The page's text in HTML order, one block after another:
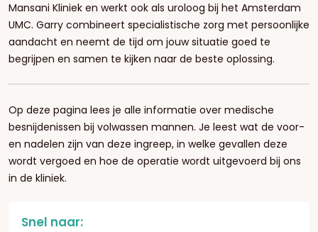
Mansani Kliniek en werkt ook als uroloog bij het Amsterdam
UMC. Garry combineert specialistische zorg met persoonlijke
aandacht en neemt de tijd om jouw situatie goed te
begrijpen en samen te kijken naar de beste oplossing.
Op deze pagina lees je alle informatie over medische
besnijdenissen bij volwassen mannen. Je leest wat de voor-
en nadelen zijn van deze ingreep, in welke gevallen deze
wordt vergoed en hoe de operatie wordt uitgevoerd bij ons
in de kliniek.
Snel naar: